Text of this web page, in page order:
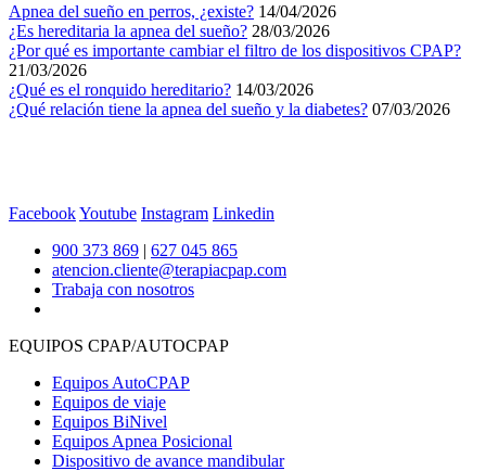
Apnea del sueño en perros, ¿existe? 14/04/2026
¿Es hereditaria la apnea del sueño? 28/03/2026
¿Por qué es importante cambiar el filtro de los dispositivos CPAP?
21/03/2026
¿Qué es el ronquido hereditario? 14/03/2026
¿Qué relación tiene la apnea del sueño y la diabetes? 07/03/2026
FacebookYoutube Instagram Linkedin
900 373 869 | 627 045 865
atencion.cliente@terapiacpap.com
Trabaja con nosotros
EQUIPOS CPAP/AUTOCPAP
Equipos AutoCPAP
Equipos de viaje
Equipos BiNivel
Equipos Apnea Posicional
Dispositivo de avance mandibular